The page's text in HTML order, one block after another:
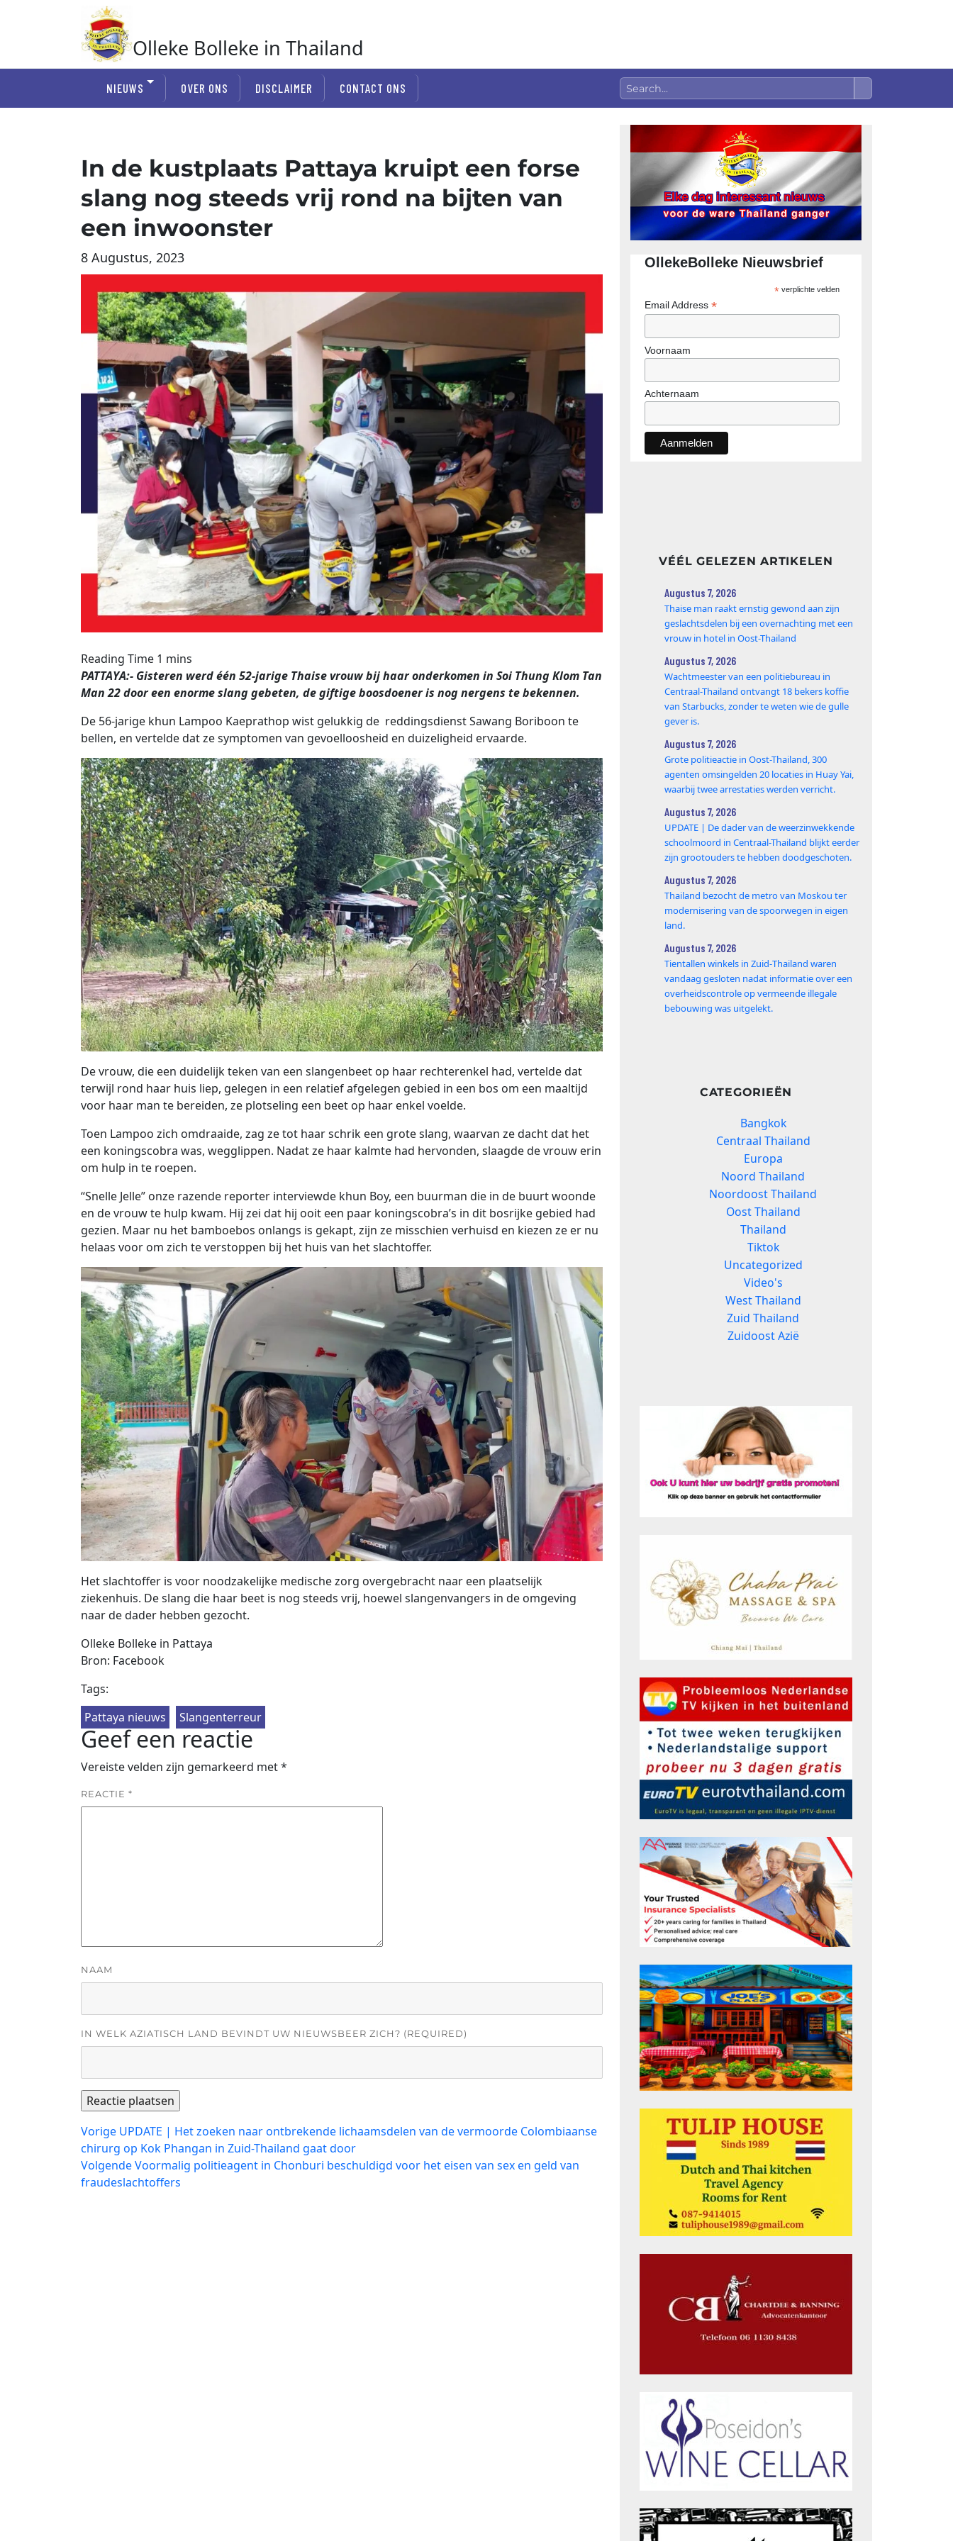
Olleke Bolleke in Thailand
NIEUWS OVER ONS DISCLAIMER CONTACT ONS
In de kustplaats Pattaya kruipt een forse
slang nog steeds vrij rond na bijten van
een inwoonster
8 Augustus, 2023
PATTAYA:- Gisteren werd één 52-jarige Thaise vrouw bij haar onderkomen in Soi Thung Klom Tan
Man 22 door een enorme slang gebeten, de giftige boosdoener is nog nergens te bekennen.
De 56-jarige khun Lampoo Kaeprathop wist gelukkig de reddingsdienst Sawang Boriboon te
bellen, en vertelde dat ze symptomen van gevoelloosheid en duizeligheid ervaarde.
De vrouw, die een duidelijk teken van een slangenbeet op haar rechterenkel had, vertelde dat
terwijl rond haar huis liep, gelegen in een relatief afgelegen gebied in een bos om een ​​maaltijd
voor haar man te bereiden, ze plotseling een beet op haar enkel voelde.
Toen Lampoo zich omdraaide, zag ze tot haar schrik een grote slang, waarvan ze dacht dat het
een koningscobra was, wegglippen. Nadat ze haar kalmte had hervonden, slaagde de vrouw erin
om hulp in te roepen.
“Snelle Jelle” onze razende reporter interviewde khun Boy, een buurman die in de buurt woonde
en de vrouw te hulp kwam. Hij zei dat hij ooit een paar koningscobra’s in dit bosrijke gebied had
gezien. Maar nu het bamboebos onlangs is gekapt, zijn ze misschien verhuisd en kiezen ze er nu
helaas voor om zich te verstoppen bij het huis van het slachtoffer.
Het slachtoffer is voor noodzakelijke medische zorg overgebracht naar een plaatselijk
ziekenhuis. De slang die haar beet is nog steeds vrij, hoewel slangenvangers in de omgeving
naar de dader hebben gezocht.
Olleke Bolleke in Pattaya
Bron: Facebook
Tags:
Pattaya nieuws
Slangenterreur
Geef een reactie
Vereiste velden zijn gemarkeerd met*
REACTIE *
NAAM
IN WELK AZIATISCH LAND BEVINDT UW NIEUWSBEER ZICH? (REQUIRED)
Bericht
navigatie
Vorige Vorig
bericht:
UPDATE | Het zoeken naar ontbrekende lichaamsdelen van de vermoorde Colombiaanse
chirurg op Kok Phangan in Zuid-Thailand gaat door
VolgendeVolgend
bericht:
Voormalig politieagent in Chonburi beschuldigd voor het eisen van sex en geld van
fraudeslachtoffers
OllekeBolleke Nieuwsbrief
*verplichte velden
Email Address *
Voornaam
Achternaam
VÉÉL GELEZEN ARTIKELEN
Augustus 7, 2026
Thaise man raakt ernstig gewond aan zijn
geslachtsdelen bij een overnachting met een
vrouw in hotel in Oost-Thailand
Augustus 7, 2026
Wachtmeester van een politiebureau in
Centraal-Thailand ontvangt 18 bekers koffie
van Starbucks, zonder te weten wie de gulle
gever is.
Augustus 7, 2026
Grote politieactie in Oost-Thailand, 300
agenten omsingelden 20 locaties in Huay Yai,
waarbij twee arrestaties werden verricht.
Augustus 7, 2026
UPDATE | De dader van de weerzinwekkende
schoolmoord in Centraal-Thailand blijkt eerder
zijn grootouders te hebben doodgeschoten.
Augustus 7, 2026
Thailand bezocht de metro van Moskou ter
modernisering van de spoorwegen in eigen
land.
Augustus 7, 2026
Tientallen winkels in Zuid‑Thailand waren
vandaag gesloten nadat informatie over een
overheidscontrole op vermeende illegale
bebouwing was uitgelekt.
CATEGORIEËN
Bangkok
Centraal Thailand
Europa
Noord Thailand
Noordoost Thailand
Oost Thailand
Thailand
Tiktok
Uncategorized
Video's
West Thailand
Zuid Thailand
Zuidoost Azië